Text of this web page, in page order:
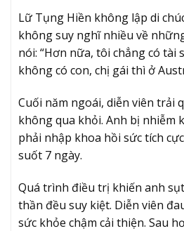
Lữ Tụng Hiền không lập di
không suy nghĩ nhiều về
nói: “Hơn nữa, tôi chẳng có tài
không có con, chị gái thì ở
Cuối năm ngoái, diễn viên trải
không qua khỏi. Anh bị nhiễm
phải nhập khoa hồi sức tích
suốt 7 ngày.
Quá trình điều trị khiến anh
thần đều suy kiệt. Diễn viên
sức khỏe chậm cải thiện. Sau